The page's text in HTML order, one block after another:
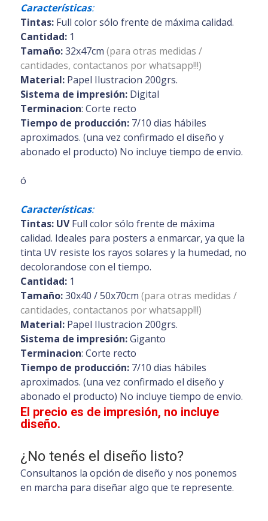
Características:
Tintas: Full color sólo frente de máxima calidad.
Cantidad:1
Tamaño:32x47cm (para otras medidas /
cantidades, contactanos por whatsapp!!!)
Material:Papel Ilustracion 200grs.
Sistema de impresión: Digital
Terminacion: Corte recto
Tiempo de producción:7/10 dias hábiles
aproximados. (una vez confirmado el diseño y
abonado el producto) No incluye tiempo de envio.
ó
Características:
Tintas: UVFull color sólo frente de máxima
calidad. Ideales para posters a enmarcar, ya que la
tinta UV resiste los rayos solares y la humedad, no
decolorandose con el tiempo.
Cantidad:1
Tamaño:30x40 / 50x70cm (para otras medidas /
cantidades, contactanos por whatsapp!!!)
Material:Papel Ilustracion 200grs.
Sistema de impresión:Giganto
Terminacion: Corte recto
Tiempo de producción:7/10 dias hábiles
aproximados. (una vez confirmado el diseño y
abonado el producto) No incluye tiempo de envio.
El precio es de impresión, no incluye
diseño.
¿No tenés el diseño listo?
Consultanos la opción de diseño y nos ponemos
en marcha para diseñar algo que te represente.